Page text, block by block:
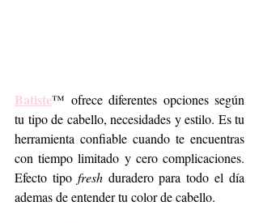
Batiste™ ofrece diferentes opciones según
tu tipo de cabello, necesidades y estilo. Es tu
herramienta confiable cuando te encuentras
con tiempo limitado y cero complicaciones.
Efecto tipo fresh duradero para todo el día
ademas de entender tu color de cabello.